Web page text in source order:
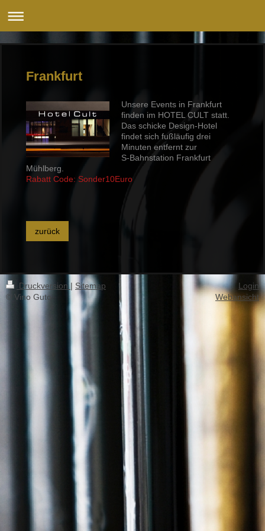
Frankfurt
Unsere Events in Frankfurt
finden im HOTEL CULT statt.
Das schicke Design-Hotel
findet sich fußläufig drei
Minuten entfernt zur
S-Bahnstation Frankfurt
Mühlberg.
Rabatt Code: Sonder10Euro
zurück
Druckversion| Sitemap
© Vino Guto
Login
Webansicht